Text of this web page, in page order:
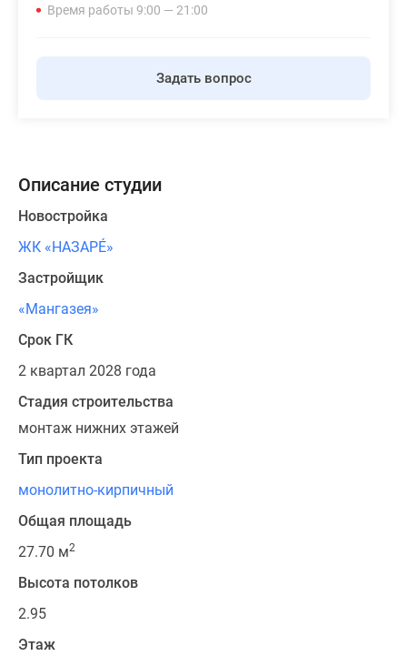
Время работы 9:00 — 21:00
Задать вопрос
Описание студии
Новостройка
ЖК «НАЗАРÉ»
Застройщик
«Мангазея»
Срок ГК
2 квартал 2028 года
Стадия строительства
монтаж нижних этажей
Тип проекта
монолитно-кирпичный
Общая площадь
27.70 м2
Высота потолков
2.95
Этаж